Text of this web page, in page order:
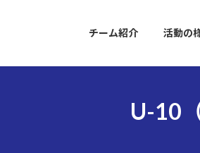
チーム紹介 活動の
U-10